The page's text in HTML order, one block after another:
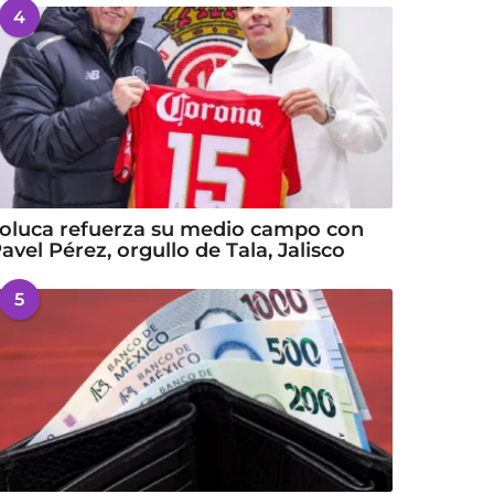
4
refuerza su medio campo con
Pérez, orgullo de Tala, Jalisco
5